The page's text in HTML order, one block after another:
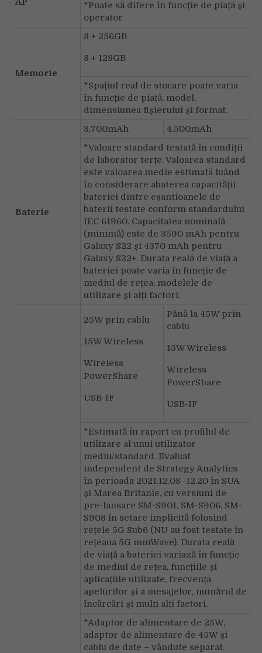
*Poate să difere în funcție de piață și
operator
Memorie
8 + 256GB
8 + 128GB
*Spațiul real de stocare poate varia
în funcție de piață, model,
dimensiunea fișierului și format.
Baterie
3,700mAh
4,500mAh
*Valoare standard testată în condiții
de laborator terțe. Valoarea standard
este valoarea medie estimată luând
în considerare abaterea capacității
bateriei dintre eșantioanele de
baterii testate conform standardului
IEC 61960. Capacitatea nominală
(minimă) este de 3590 mAh pentru
Galaxy S22 și 4370 mAh pentru
Galaxy S22+. Durata reală de viață a
bateriei poate varia în funcție de
mediul de rețea, modelele de
utilizare și alți factori.
25W prin cablu
15W Wireless
Wireless
PowerShare
USB-IF
Până la 45W prin
cablu
15W Wireless
Wireless
PowerShare
USB-IF
*Estimată în raport cu profilul de
utilizare al unui utilizator
mediu/standard. Evaluat
independent de Strategy Analytics
în perioada 2021.12.08–12.20 în SUA
și Marea Britanie, cu versiuni de
pre-lansare SM-S901, SM-S906, SM-
S908 în setare implicită folosind
rețele 5G Sub6 (NU au fost testate în
rețeaua 5G mmWave). Durata reală
de viață a bateriei variază în funcție
de mediul de rețea, funcțiile și
aplicațiile utilizate, frecvența
apelurilor și a mesajelor, numărul de
încărcări și mulți alți factori.
*Adaptor de alimentare de 25W,
adaptor de alimentare de 45W și
cablu de date – vândute separat.